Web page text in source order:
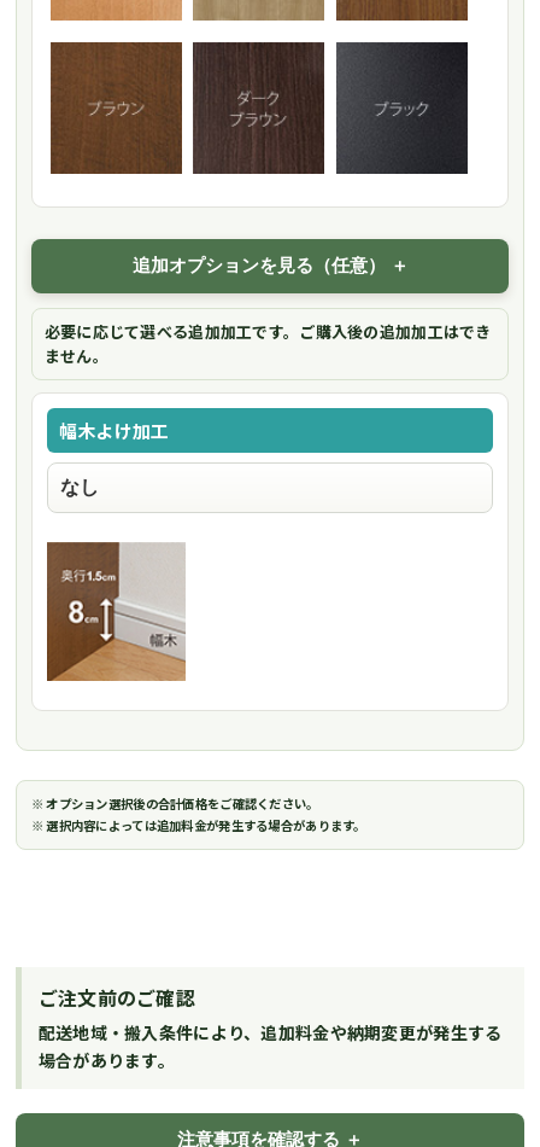
追加オプションを見る（任意）
必要に応じて選べる追加加工です。ご購入後の追加加工はでき
ません。
幅木よけ加工
※ オプション選択後の合計価格をご確認ください。
※ 選択内容によっては追加料金が発生する場合があります。
ご注文前のご確認
配送地域・搬入条件により、追加料金や納期変更が発生する
場合があります。
注意事項を確認する